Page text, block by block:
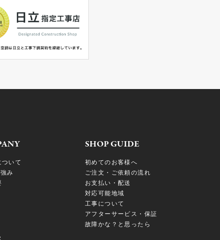
いて
み
SHOP GUIDE
初めてのお客様へ
ご注文・ご依頼の流れ
お支払い・配送
対応可能地域
工事について
アフターサービス・保証
故障かな？と思ったら